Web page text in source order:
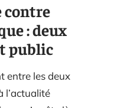
contre
: deux
public
entre les deux
l’actualité